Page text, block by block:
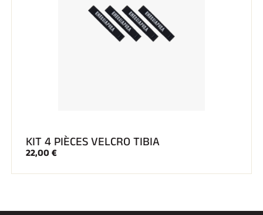
KIT 4 PIÈCES VELCRO TIBIA
22,00 €